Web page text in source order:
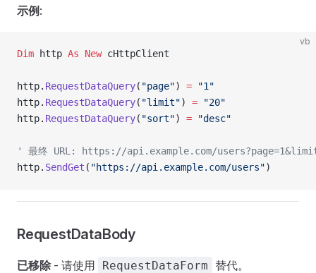
示例 :
vb
Dim http As New cHttpClient
http. RequestDataQuery( "page") = "1"
http. RequestDataQuery( "limit") = "20"
http. RequestDataQuery( "sort") = "desc"
' 最终 URL: https://api.example.com/
http. SendGet ( "https://api.example.com/users")
RequestDataBody
已移除 - 请使用 RequestDataForm 替代。